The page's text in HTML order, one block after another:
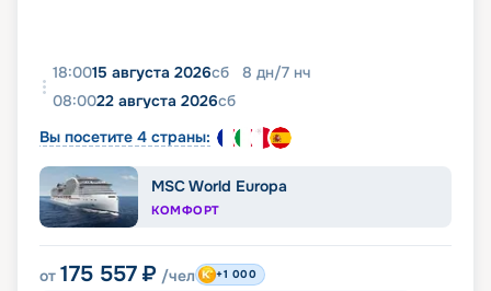
18:0015 августа 2026сб 8 дн/7 нч
08:0022 августа 2026сб
Вы посетите 4 страны:
MSC World Europa
КОМФОРТ
от 175 557 ₽ /чел +1 000